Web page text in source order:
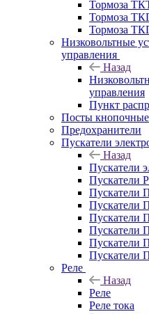
Тормоза
Тормоза
Тормоза
Низковольтные
управления
Назад
управления
Пункт
Посты кнопочные
Предохранители
Пускатели
Назад
Пускатели
Пускатели
Пускатели
Пускатели
Пускатели
Пускатели
Пускатели
Пускатели
Реле
Назад
Реле
Реле тока